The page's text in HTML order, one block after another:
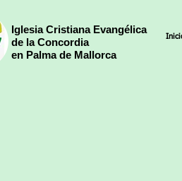
Iglesia Cristiana Evangélica
de la Concordia
en Palma de Mallorca